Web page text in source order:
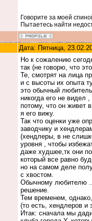
Говорите за моей
Пытаетесь найти
Дата: Пятница,
Но к сожалению
так (не говорю, что
Те, смотрят на лица
и с высоты их опыта
это обычный
никогда его не видел
потому, что он живет
я его вижу.
Так что оценки уже
заводчику и
(хендлеры, в не
уровня , чтобы
даже худшее,тк они
который все равно
но на самом деле
с хвостом.
Обычному любителю
решение.
Тем временем,
(то есть, хендлеров и
Итак: сначала мы